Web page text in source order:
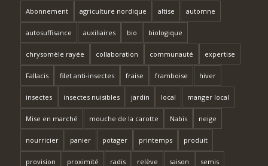
Abonnement agriculture nordique altise automne
autosuffisance auxiliaires bio biologique
chrysomèle rayée collaboration communauté expertise
Fallacis filet anti-insectes fraise framboise hiver
insectes insectes nuisibles jardin local manger local
Mise en marché mouche de la carotte Nabis neige
nourricier panier potager printemps produit
provision proximité radis relève saison semis